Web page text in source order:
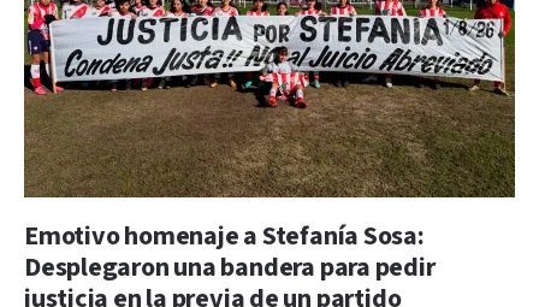
Emotivo homenaje a Stefanía Sosa:
Desplegaron una bandera para pedir
justicia en la previa de un partido